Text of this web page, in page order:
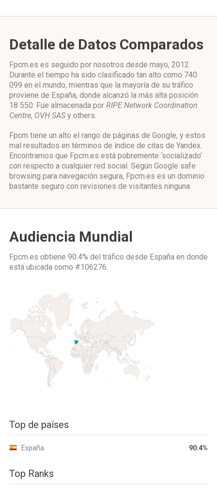
Detalle de Datos Comparados
Fpcm.es es seguido por nosotros desde mayo, 2012.
Durante el tiempo ha sido clasificado tan alto como 740
099 en el mundo, mientras que la mayoría de su tráfico
proviene de España, donde alcanzó la más alta posición
18 550. Fue almacenada por RIPE Network Coordination
Centre, OVH SAS y others.
Fpcm tiene un alto el rango de páginas de Google, y estos
mal resultados en términos de índice de citas de Yandex.
Encontramos que Fpcm.es está pobremente ‘socializado’
con respecto a cualquier red social. Según Google safe
browsing para navegación segura, Fpcm.es es un dominio
bastante seguro con revisiones de visitantes ninguna.
Audiencia Mundial
Fpcm.es obtiene 90.4% del tráfico desde España en donde
está ubicada como #106276.
Top de países
España 90.4%
Top Ranks